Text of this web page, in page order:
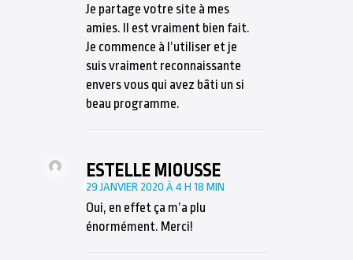
Je partage votre site à mes
amies. Il est vraiment bien fait.
Je commence à l’utiliser et je
suis vraiment reconnaissante
envers vous qui avez bâti un si
beau programme.
ESTELLE MIOUSSE
29 JANVIER 2020 À 4 H 18 MIN
Oui, en effet ça m’a plu
énormément. Merci!